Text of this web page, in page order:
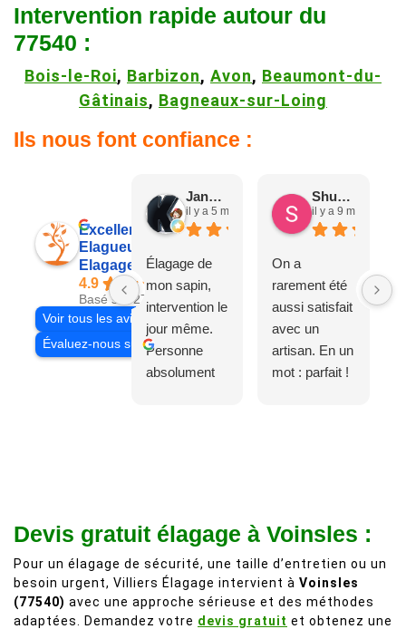
Intervention rapide autour du
77540 :
Bois-le-Roi, Barbizon, Avon, Beaumont-du-
Gâtinais, Bagneaux-sur-Loing
Ils nous font confiance :
Excellent
Elagueur 77
Elagage Villiers
4.9
Basé sur 27 avis
Voir tous les avis
Évaluez-nous sur
Jane D.
il y a 5 mois
Élagage de
mon sapin,
intervention le
jour même.
Personne
absolument
fait plus!
Shuang & Jean K.
il y a 9 mois
On a
rarement été
aussi satisfait
avec un
artisan. En un
mot : parfait !
chez les
voisins et
plein de bois
mort. C'est
délicat parce
Devis gratuit élagage à Voinsles :
Pour un élagage de sécurité, une taille d’entretien ou un
besoin urgent, Villiers Élagage intervient à Voinsles
(77540) avec une approche sérieuse et des méthodes
adaptées. Demandez votre devis gratuit et obtenez une